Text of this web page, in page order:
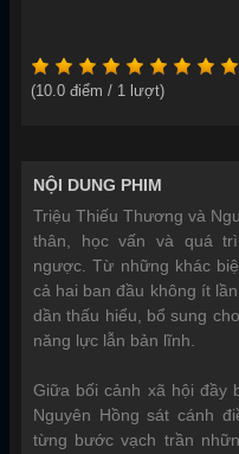
(10.0 điểm / 1 lượt)
NỘI DUNG PHIM
Triệu Thiếu Thương và
thân, học vấn và quá
ngược. Từ những khác
cả hai ban đầu không ít
dần thấu hiểu, bổ sung
năng lực lẫn bản lĩnh.
Giữa bối cảnh xã hội đầy
Nguyên Hồng sát cánh
từng bước vạch trần